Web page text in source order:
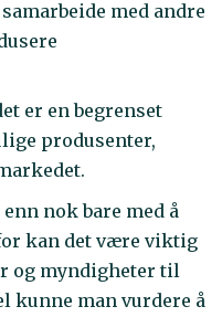
med andre
er en begrenset
produsenter,
nok bare med å
kan det være viktig
og myndigheter til
kunne man vurdere å